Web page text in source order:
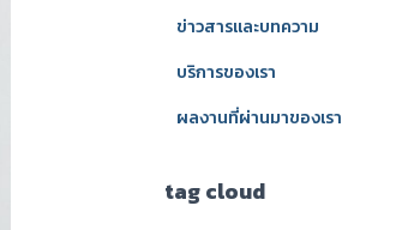
ข่าวสารและบทความ
บริการของเรา
ผลงานที่ผ่านมาของเรา
tag cloud